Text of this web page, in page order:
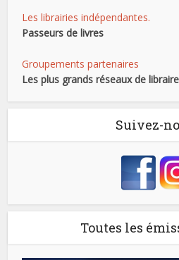
Les librairies indépendantes.
Passeurs de livres
Groupements partenaires
Les plus grands réseaux de
Suivez-
Toutes les